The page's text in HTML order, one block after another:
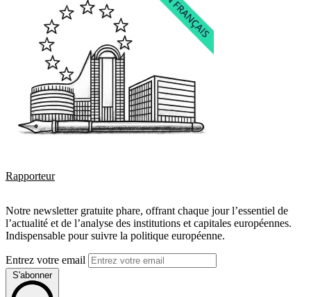
Rapporteur
Notre newsletter gratuite phare, offrant chaque jour l’essentiel de
l’actualité et de l’analyse des institutions et capitales européennes.
Indispensable pour suivre la politique européenne.
Entrez votre email
S'abonner